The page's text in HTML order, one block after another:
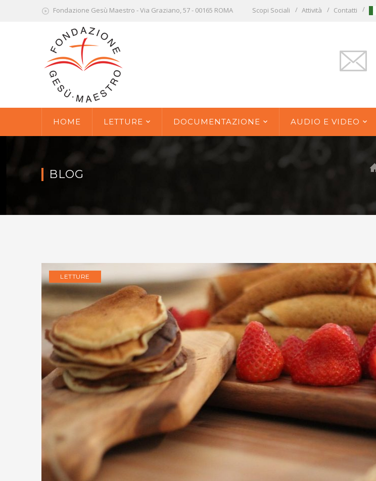
Fondazione Gesù Maestro - Via Graziano, 57 - 00165 ROMA Scopi Sociali Attività Contatti
HOME LETTURE DOCUMENTAZIONE AUDIO E VIDEO
BLOG
LETTURE